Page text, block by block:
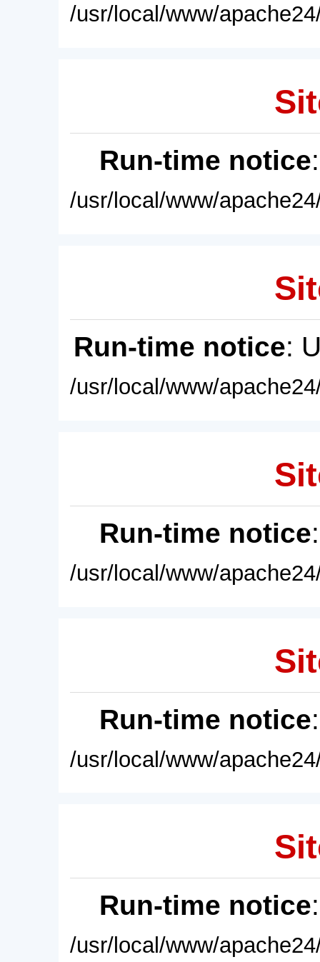
/usr/local/www/
Run-time notice
/usr/local/www/
Run-time notice:
/usr/local/www/
Run-time notice
/usr/local/www/
Run-time notice
/usr/local/www/
Run-time notice
/usr/local/www/